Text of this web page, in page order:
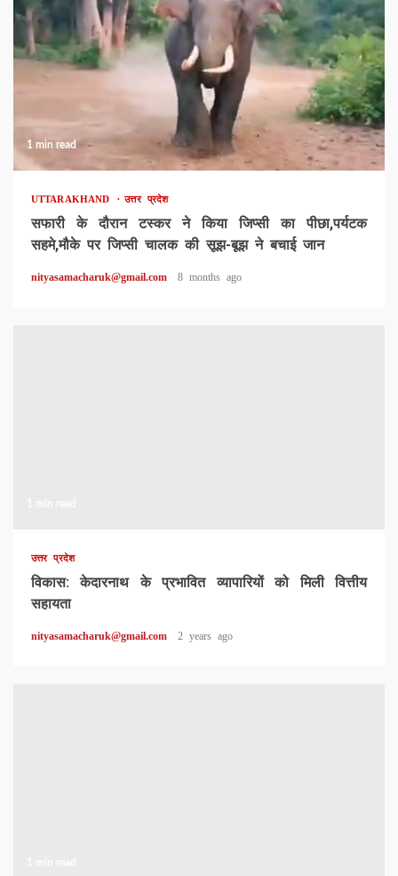
1 min read
UTTARAKHAND उत्तर प्रदेश
सफारी के दौरान टस्कर ने किया जिप्सी का पीछा,पर्यटक
सहमे,मौके पर जिप्सी चालक की सूझ-बूझ ने बचाई जान
nityasamacharuk@gmail.com 8 months ago
उत्तर प्रदेश
विकास: केदारनाथ के प्रभावित व्यापारियों को मिली वित्तीय
सहायता
nityasamacharuk@gmail.com 2 years ago